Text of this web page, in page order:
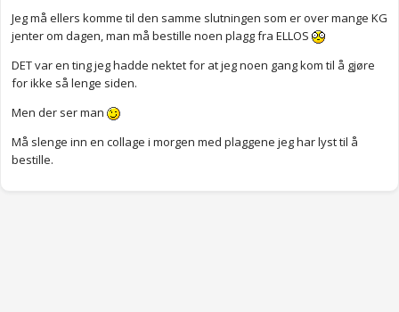
Jeg må ellers komme til den samme slutningen som er over mange KG
jenter om dagen, man må bestille noen plagg fra ELLOS
DET var en ting jeg hadde nektet for at jeg noen gang kom til å gjøre
for ikke så lenge siden.
Men der ser man
Må slenge inn en collage i morgen med plaggene jeg har lyst til å
bestille.